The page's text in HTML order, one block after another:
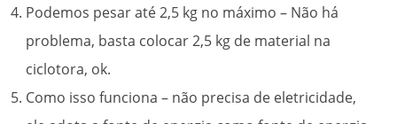
Podemos pesar até 2,5 kg no máximo – Não há
problema, basta colocar 2,5 kg de material na
ciclotora, ok.
Como isso funciona – não precisa de eletricidade,